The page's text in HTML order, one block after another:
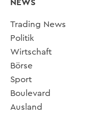
NEWS
Trading News
Politik
Wirtschaft
Börse
Sport
Boulevard
Ausland